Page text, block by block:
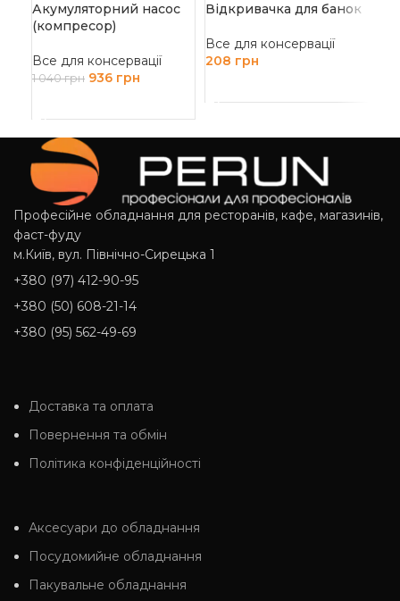
Акумуляторний насос
(компресор)
Все для консервації
1 040грн 936 грн
Відкривачка для банок
Все для консервації
208 грн
Професійне обладнання для ресторанів, кафе, магазинів,
фаст-фуду
м.Київ, вул. Північно-Сирецька 1
+380 (97) 412-90-95
+380 (50) 608-21-14
+380 (95) 562-49-69
Доставка та оплата
Повернення та обмін
Політика конфіденційності
Аксесуари до обладнання
Посудомийне обладнання
Пакувальне обладнання